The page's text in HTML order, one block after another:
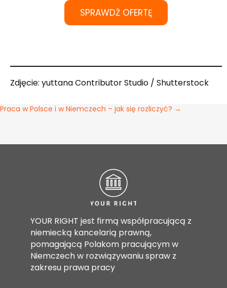
SPRAWDŹ OFERTĘ
Zdjęcie: yuttana Contributor Studio / Shutterstock
Nawigacja
Praca w Polsce i w Niemczech – jak się rozliczyć? →
YOUR RIGHT jest firmą współpracującą z
niemiecką kancelarią prawną,
pomagającą Polakom pracującym w
Niemczech w rozwiązywaniu spraw z
zakresu prawa pracy